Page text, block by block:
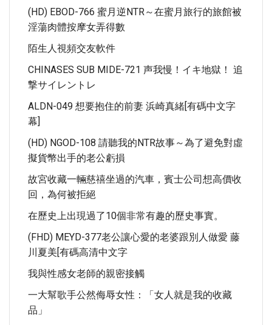
(HD) EBOD-766 蜜月逆NTR～在蜜月旅行的旅館被
淫蕩肉體按摩女弄得數
陌生人視頻交友軟件
CHINASES SUB MIDE-721 声我慢！イキ地獄！ 追
撃サイレントレ
ALDN-049 想要抱住的前妻 浜崎真緒[有碼中文字
幕]
(HD) NGOD-108 請聽我的NTR故事～為了避免對虛
擬貨幣出手的老公虧損
故宮收藏一輛慈禧坐過的汽車，賓士公司想高價收
回，為何被拒絕
在歷史上出現過了10個非常有趣的歷史事實。
(FHD) MEYD-377老公讓心愛的老婆跟別人做愛 藤
川夏美[有碼高清中文字
我與性感女老師的親密接觸
一大幫歌手公然侮辱女性：「女人就是我的收藏
品」